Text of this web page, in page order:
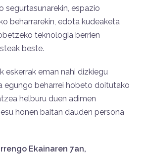
segurtasunarekin, espazio
beharrarekin, edota kudeaketa
teknologia berrien
beste.
eskerrak eman nahi dizkiegu
egungo beharrei hobeto doitutako
helburu duen adimen
honen baitan dauden persona
Ekainaren 7an,